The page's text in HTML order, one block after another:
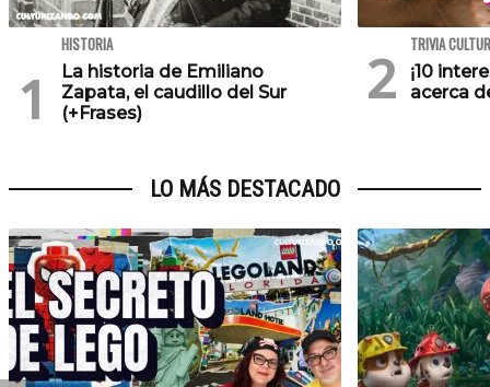
HISTORIA
La historia de Emiliano
Zapata, el caudillo del Sur
(+Frases)
TRIVIA
¡10
acerca
LO MÁS DESTACADO